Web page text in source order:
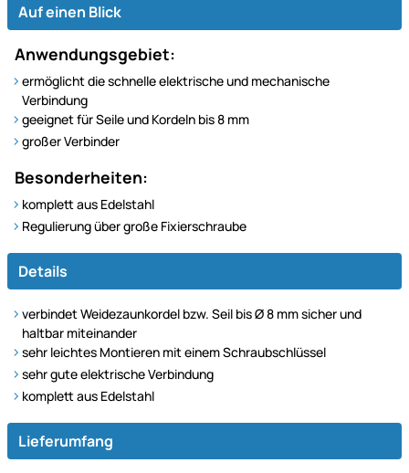
Auf einen Blick
Anwendungsgebiet:
ermöglicht die schnelle elektrische und mechanische
Verbindung
geeignet für Seile und Kordeln bis 8 mm
großer Verbinder
Besonderheiten:
komplett aus Edelstahl
Regulierung über große Fixierschraube
Details
verbindet Weidezaunkordel bzw. Seil bis Ø 8 mm sicher und
haltbar miteinander
sehr leichtes Montieren mit einem Schraubschlüssel
sehr gute elektrische Verbindung
komplett aus Edelstahl
Lieferumfang